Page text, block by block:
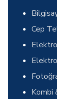
Cep
Kombi